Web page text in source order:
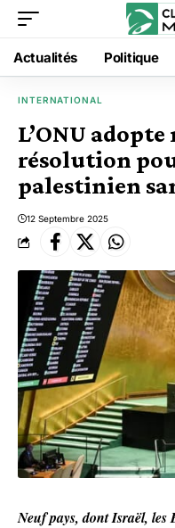
Actualités Politique
INTERNATIONAL
L’ONU
résolution
palestinien
12 Septembre 2025
Neuf pays, dont Israël, les